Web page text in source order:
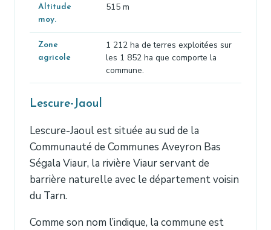
Altitude
moy.
515 m
Zone
agricole
1 212 ha de terres exploitées sur
les 1 852 ha que comporte la
commune.
Lescure-Jaoul
Lescure-Jaoul est située au sud de la
Communauté de Communes Aveyron Bas
Ségala Viaur, la rivière Viaur servant de
barrière naturelle avec le département voisin
du Tarn.
Comme son nom l’indique, la commune est